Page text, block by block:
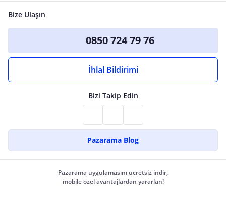
Bize Ulaşın
0850 724 79 76
İhlal Bildirimi
Bizi Takip Edin
Pazarama Blog
Pazarama uygulamasını ücretsiz indir,
mobile özel avantajlardan yararlan!